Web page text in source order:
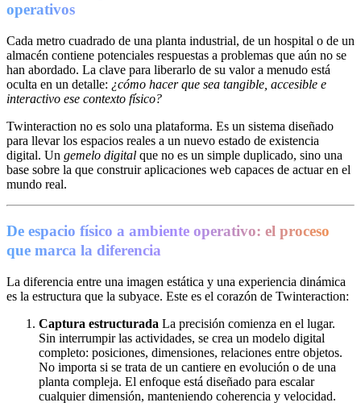
operativos
Cada metro cuadrado de una planta industrial, de un hospital o de un
almacén contiene potenciales respuestas a problemas que aún no se
han abordado. La clave para liberarlo de su valor a menudo está
oculta en un detalle: ¿cómo hacer que sea tangible, accesible e
interactivo ese contexto físico?
Twinteraction no es solo una plataforma. Es un sistema diseñado
para llevar los espacios reales a un nuevo estado de existencia
digital. Un gemelo digital que no es un simple duplicado, sino una
base sobre la que construir aplicaciones web capaces de actuar en el
mundo real.
De espacio físico a ambiente operativo: el proceso
que marca la diferencia
La diferencia entre una imagen estática y una experiencia dinámica
es la estructura que la subyace. Este es el corazón de Twinteraction:
Captura estructurada La precisión comienza en el lugar.
Sin interrumpir las actividades, se crea un modelo digital
completo: posiciones, dimensiones, relaciones entre objetos.
No importa si se trata de un cantiere en evolución o de una
planta compleja. El enfoque está diseñado para escalar
cualquier dimensión, manteniendo coherencia y velocidad.